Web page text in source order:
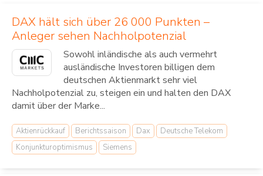
DAX hält sich über 26 000 Punkten –
Anleger sehen Nachholpotenzial
Sowohl inländische als auch vermehrt
ausländische Investoren billigen dem
deutschen Aktienmarkt sehr viel
Nachholpotenzial zu, steigen ein und halten den DAX
damit über der Marke...
Aktienrückkauf Berichtssaison Dax
Deutsche Telekom
Konjunkturoptimismus
Siemens